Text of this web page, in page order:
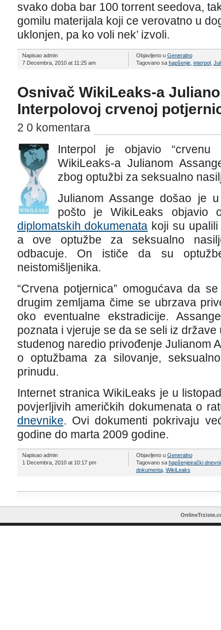
svako doba bar 100 torrent seedova,
gomilu materijala koji ce verovatno u
uklonjen, pa ko voli nek’ izvoli.
Napisao admin
7 Decembra, 2010 at 11:25 am
Objavljeno u Generalno
Tagovano sa hapšenje, interpol,
Osnivač WikiLeaks-a
Interpolovoj crvenoj
2 0 komentara
Interpol je objavio “crvenu
WikiLeaks-a Julianom
zbog optužbi za seksualno
Julianom Assange došao je
pošto je WikiLeaks objavio
diplomatskih dokumenata koji su
a ove optužbe za seksualno
odbacuje. On ističe da su
neistomišljenika.
“Crvena potjernica” omogućava da
drugim zemljama čime se ubrzava
oko eventualne ekstradicije.
poznata i vjeruje se da se seli iz
studenog naredio privođenje Julianom
o optužbama za silovanje,
prinudu.
Internet stranica WikiLeaks je u
povjerljivih američkih dokumenata o
dnevnike. Ovi dokumenti pokrivaju
godine do marta 2009 godine.
Napisao admin
1 Decembra, 2010 at 10:17 pm
Objavljeno u Generalno
Tagovano sa hapšenjeirački
dokumenta, WikiLeaks